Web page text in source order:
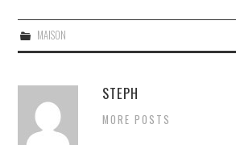
MAISON
STEPH
MORE POSTS